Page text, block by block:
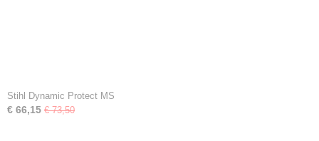
Stihl Dynamic Protect MS
€ 66,15 € 73,50